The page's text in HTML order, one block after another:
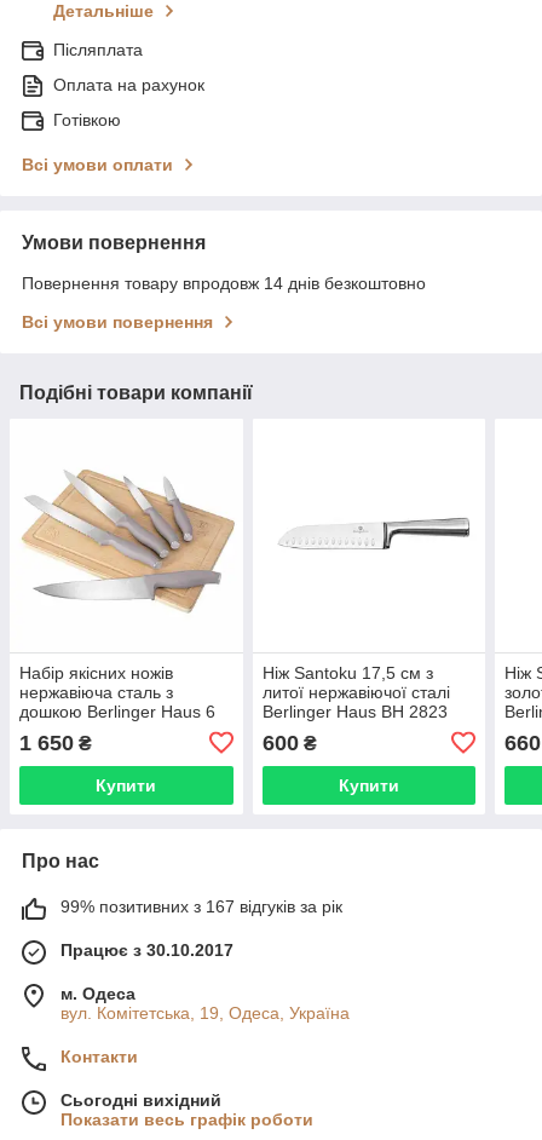
Детальніше
Післяплата
Оплата на рахунок
Готівкою
Всі умови оплати
Умови повернення
Повернення товару впродовж 14 днів безкоштовно
Всі умови повернення
Подібні товари компанії
Набір якісних ножів
нержавіюча сталь з
дошкою Berlinger Haus 6
предметів Taupe Collection
BH 2967
1 650 ₴
Купити
Ніж Santoku 17,5 см з
литої нержавіючої сталі
Berlinger Haus BH 2823
600₴
Купити
Ніж
660
Про нас
99% позитивних з 167 відгуків за рік
Працює з 30.10.2017
м. Одеса
вул. Комітетська, 19, Одеса, Україна
Контакти
Сьогодні вихідний
Показати весь графік роботи